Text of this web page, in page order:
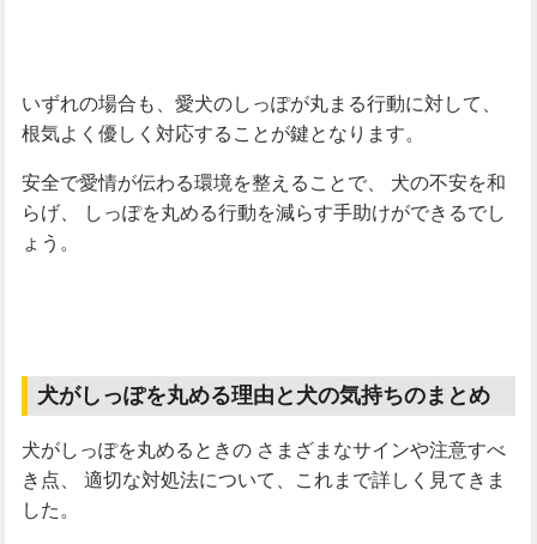
いずれの場合も、愛犬のしっぽが丸まる行動に対して、
根気よく優しく対応することが鍵となります。
安全で愛情が伝わる環境を整えることで、
犬の不安を和
らげ、
しっぽを丸める行動を減らす手助けができるでし
ょう。
犬がしっぽを丸める理由と犬の気持ちのまとめ
犬がしっぽを丸めるときのさまざまなサインや注意すべ
き点、
適切な対処法について、これまで詳しく見てきま
した。